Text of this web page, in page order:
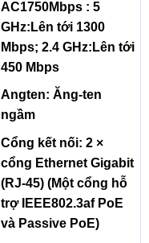
AC1750Mbps : 5
GHz:Lên tới 1300
Mbps; 2.4 GHz:Lên tới
450 Mbps
Angten: Ăng-ten
ngầm
Cổng kết nối: 2 ×
cổng Ethernet Gigabit
(RJ-45) (Một cổng hỗ
trợ IEEE802.3af PoE
và Passive PoE)